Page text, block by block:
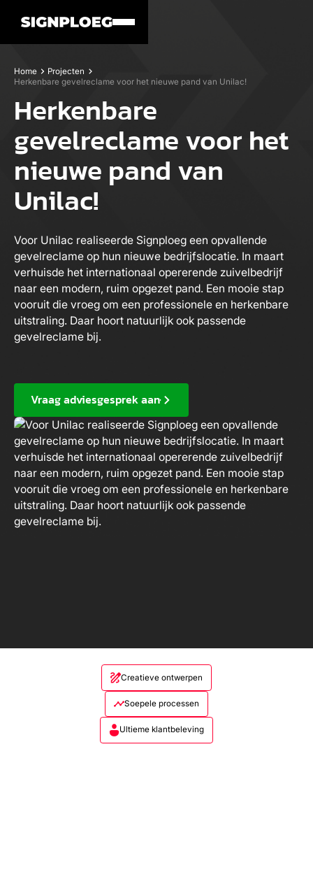
Home
Projecten
Herkenbare gevelreclame voor het nieuwe pand van Unilac!
Herkenbare
gevelreclame voor het
nieuwe pand van
Unilac!
Voor Unilac realiseerde Signploeg een opvallende
gevelreclame op hun nieuwe bedrijfslocatie. In maart
verhuisde het internationaal opererende zuivelbedrijf
naar een modern, ruim opgezet pand. Een mooie stap
vooruit die vroeg om een professionele en herkenbare
uitstraling. Daar hoort natuurlijk ook passende
gevelreclame bij.
Vraag adviesgesprek aan
Creatieve ontwerpen
Soepele processen
Ultieme klantbeleving